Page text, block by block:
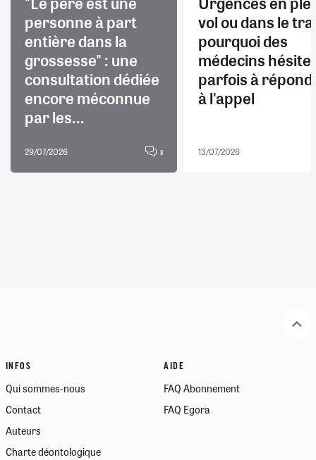
personne à part
entière dans la
grossesse" : une
consultation dédiée
encore méconnue
par les...
29/07/2026 8
vol ou dans le
pourquoi des
médecins
parfois à
à l'appel
13/07/2026
INFOS
Qui sommes-nous
Contact
Auteurs
Charte déontologique
AIDE
FAQ Abonnement
FAQ Egora